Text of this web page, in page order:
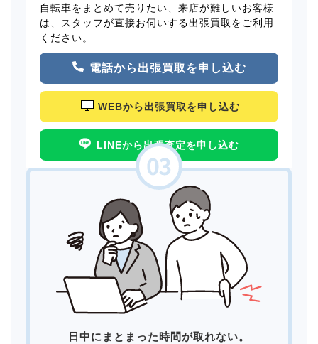
自転車をまとめて売りたい、来店が難しいお客様
は、スタッフが直接お伺いする出張買取をご利用
ください。
電話から出張買取を申し込む
WEBから出張買取を申し込む
LINEから出張査定を申し込む
日中にまとまった時間が取れない。